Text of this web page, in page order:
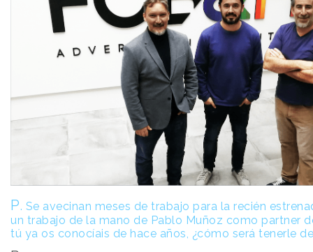
P. Se avecinan meses de trabajo para la recién
un trabajo de la mano de Pablo Muñoz como partner
tú ya os conocíais de hace años, ¿cómo será tenerle